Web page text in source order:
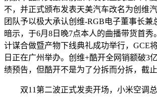
不，并正式颁布发表天美汽车改名为创维
团队予以极大承认创维-RGB电子董事长兼
暗示，于6月8日晚7点本人的曲播带货首秀
计谋合做暨产物下线典礼成功举行，GCE
日正在广州举办。创维+酷开全网销额破3
绩预告，但酷开不是为了分拆而分拆，截止
双11第二波正式发卖开场，小米空调总